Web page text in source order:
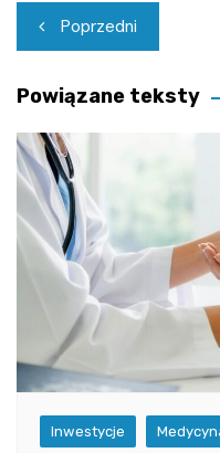
Nawigacja
wpisu
Poprzedni
Powiązane teksty
Inwestycje